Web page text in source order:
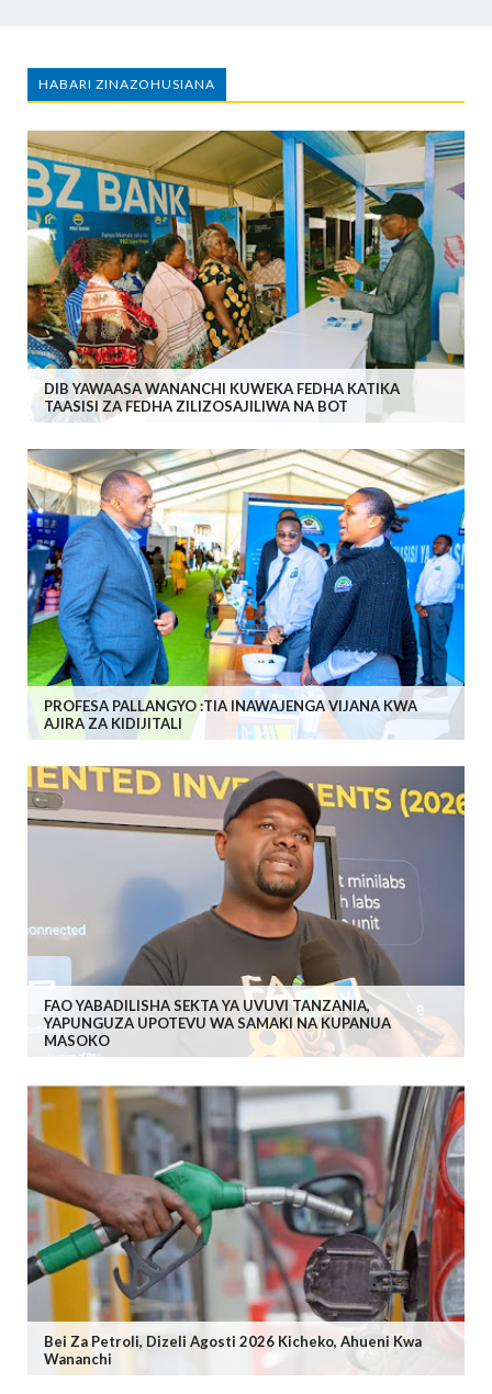
HABARI ZINAZOHUSIANA
DIB YAWAASA WANANCHI KUWEKA FEDHA KATIKA
TAASISI ZA FEDHA ZILIZOSAJILIWA NA BOT
PROFESA PALLANGYO :TIA INAWAJENGA VIJANA KWA
AJIRA ZA KIDIJITALI
FAO YABADILISHA SEKTA YA UVUVI TANZANIA,
YAPUNGUZA UPOTEVU WA SAMAKI NA KUPANUA
MASOKO
Bei Za Petroli, Dizeli Agosti 2026 Kicheko, Ahueni Kwa
Wananchi